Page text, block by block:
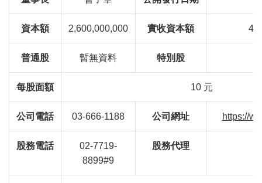
資本額 2,600,000,000 實收資本額
普通股 暫無資料 特別股
每股面額 10 元
公司電話 03-666-1188 公司網址 https://
股務電話
02-7719-
8899#9
股務代理